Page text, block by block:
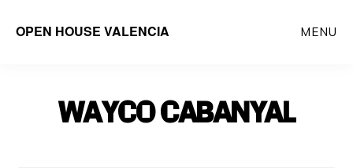
OPEN HOUSE VALENCIA MENU
WAYCO CABANYAL